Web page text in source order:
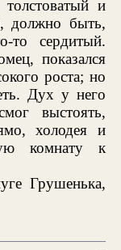
и
должно быть,
то сердитый.
показался
роста; но
Дух у него
выстоять,
холодея и
комнату к
Грушенька,